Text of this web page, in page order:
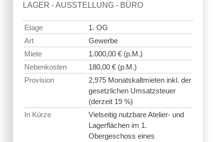
LAGER - AUSSTELLUNG - BÜRO
Etage
1. OG
Art
Gewerbe
Miete
1.000,00 € (p.M.)
Nebenkosten
180,00 € (p.M.)
Provision
2,975 Monatskaltmieten inkl. der
gesetzlichen Umsatzsteuer
(derzeit 19 %)
In Kürze
Vielseitig nutzbare Atelier- und
Lagerflächen im 1.
Obergeschoss eines